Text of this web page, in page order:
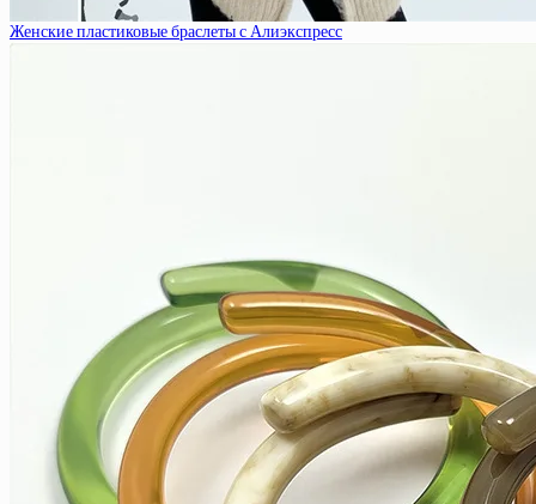
Женские пластиковые браслеты с Алиэкспресс